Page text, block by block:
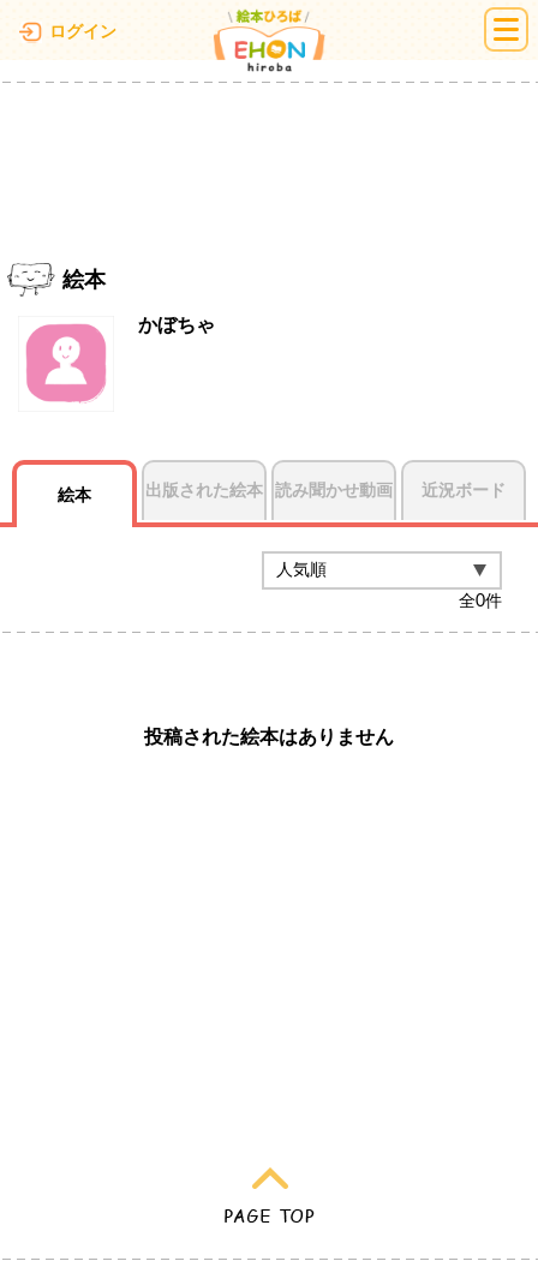
ログイン 絵本ひろば
絵本
かぼちゃ
絵本 出版された絵本 読み聞かせ動画 近況ボード
全0件
投稿された絵本はありません